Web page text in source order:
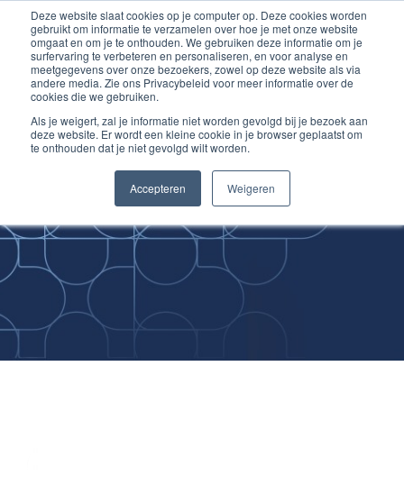
Deze website slaat cookies op je computer op. Deze cookies worden
gebruikt om informatie te verzamelen over hoe je met onze website
omgaat en om je te onthouden. We gebruiken deze informatie om je
surfervaring te verbeteren en personaliseren, en voor analyse en
meetgegevens over onze bezoekers, zowel op deze website als via
andere media. Zie ons Privacybeleid voor meer informatie over de
cookies die we gebruiken.
Als je weigert, zal je informatie niet worden gevolgd bij je bezoek aan
deze website. Er wordt een kleine cookie in je browser geplaatst om
te onthouden dat je niet gevolgd wilt worden.
Accepteren Weigeren
Inloggen account
Ga
naar
de
inhoud
Improving
Medical Skills